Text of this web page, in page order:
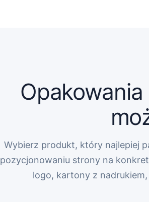
Opakowania
Wybierz produkt, który najlepiej
pozycjonowaniu strony na
logo, kartony z